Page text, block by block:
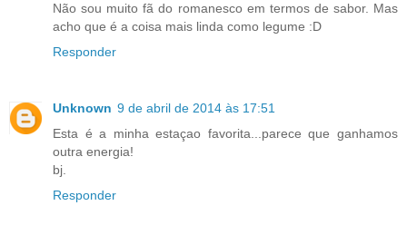
Não sou muito fã do romanesco em termos de sabor. Mas
acho que é a coisa mais linda como legume :D
Responder
Unknown 9 de abril de 2014 às 17:51
Esta é a minha estaçao favorita...parece que ganhamos
outra energia!
bj.
Responder